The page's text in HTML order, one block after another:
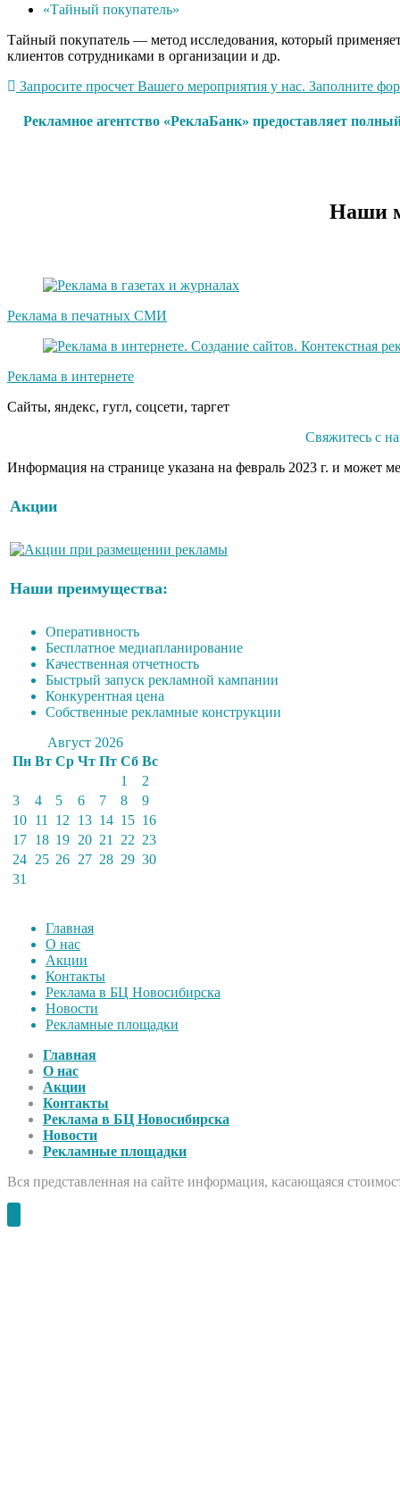
«Тайный покупатель»
Тайный покупатель — метод исследования, который
клиентов сотрудниками в организации и др.
Запросите просчет Вашего мероприятия у нас. Заполните
Рекламное агентство «РеклаБанк» предоставляет
Наши
Реклама в печатных СМИ
Реклама в интернете
Сайты, яндекс, гугл, соцсети, таргет
Свяжитесь с
Информация на странице указана на февраль 2023 г. и может
Акции
Наши преимущества:
Оперативность
Бесплатное медиапланирование
Качественная отчетность
Быстрый запуск рекламной кампании
Конкурентная цена
Собственные рекламные конструкции
Август 2026
Пн Вт Ср Чт Пт Сб Вс
1
2
3
4 5 6 7 8
9
10 11 12 13 14 15 16
17 18 19 20 21 22 23
24 25 26 27 28 29 30
31
Главная
О нас
Акции
Контакты
Реклама в БЦ Новосибирска
Новости
Рекламные площадки
Главная
О нас
Акции
Контакты
Реклама в БЦ Новосибирска
Новости
Рекламные площадки
Вся представленная на сайте информация, касающаяся